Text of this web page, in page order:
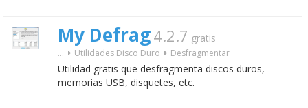
My Defrag4.2.7 gratis
... Utilidades Disco Duro Desfragmentar
Utilidad gratis que desfragmenta discos duros,
memorias USB, disquetes, etc.